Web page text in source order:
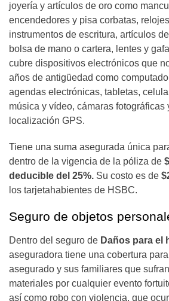
joyería y artículos de oro como
encendedores y pisa corbatas,
instrumentos de escritura, artículos
bolsa de mano o cartera, lentes y
cubre dispositivos electrónicos que
años de antigüedad como
agendas electrónicas, tabletas,
música y vídeo, cámaras fotográficas
localización GPS.
Tiene una suma asegurada única
dentro de la vigencia de la póliza de
deducible del 25%. Su costo es de
los tarjetahabientes de HSBC.
Seguro de objetos
Dentro del seguro de Daños para el
aseguradora tiene una cobertura
asegurado y sus familiares que
materiales por cualquier evento
así como robo con violencia, que